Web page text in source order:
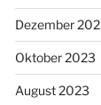
Dezember
Oktober 2023
August 2023